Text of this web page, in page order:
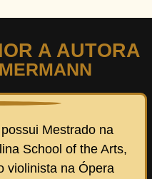
A AUTORA
Mestrado na
School of the Arts,
violinista na Ópera